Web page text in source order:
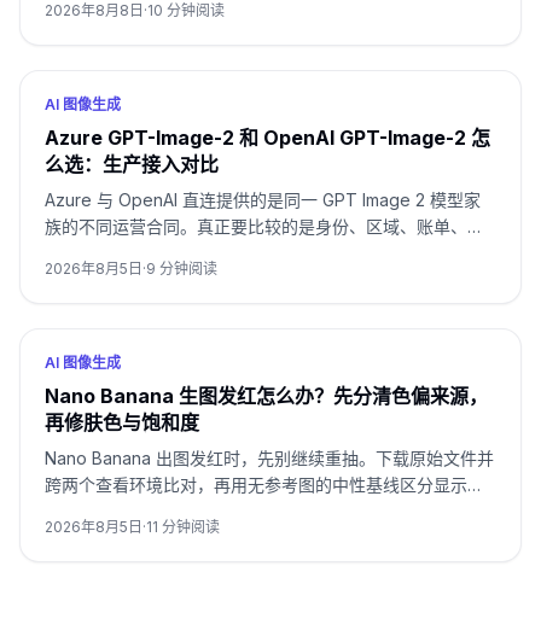
SKU 双测，并按通过率与返修时间决定。
2026年8月8日 ·10 分钟阅读
AI 图像生成
Azure GPT-Image-2 和 OpenAI GPT-Image-2 怎
么选：生产接入对比
Azure 与 OpenAI 直连提供的是同一 GPT Image 2 模型家
族的不同运营合同。真正要比较的是身份、区域、账单、配
2026年8月5日 ·9 分钟阅读
AI 图像生成
Nano Banana 生图发红怎么办？先分清色偏来源，
再修肤色与饱和度
Nano Banana 出图发红时，先别继续重抽。下载原始文件并
跨两个查看环境比对，再用无参考图的中性基线区分显示问
2026年8月5日 ·11 分钟阅读